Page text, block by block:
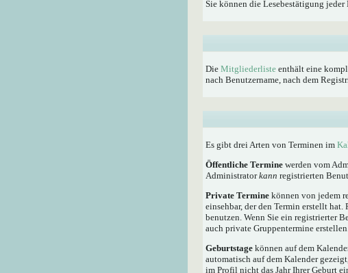
Sie können die Lesebestätigung jeder
Die Mitgliederliste enthält eine
nach Benutzername, nach dem
Es gibt drei Arten von Terminen im
Öffentliche Termine werden vom
Administratorkann registrierten
Private Termine können von jedem
einsehbar, der den Termin erstellt
benutzen. Wenn Sie ein registrierter
auch private Gruppentermine
Geburtstage können auf dem
automatisch auf dem Kalender
im Profil nicht das Jahr Ihrer Geburt